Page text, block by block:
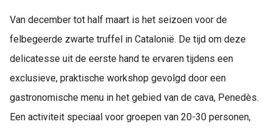
Van december tot half maart is het seizoen voor de
felbegeerde zwarte truffel in Catalonië. De tijd om deze
delicatesse uit de eerste hand te ervaren tijdens een
exclusieve, praktische workshop gevolgd door een
gastronomische menu in het gebied van de cava, Penedès.
Een activiteit speciaal voor groepen van 20-30 personen,